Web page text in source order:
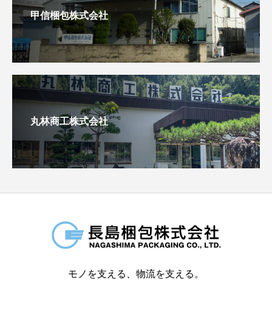
甲信梱包株式会社
丸林商工株式会社
モノを支える、物流を支える。